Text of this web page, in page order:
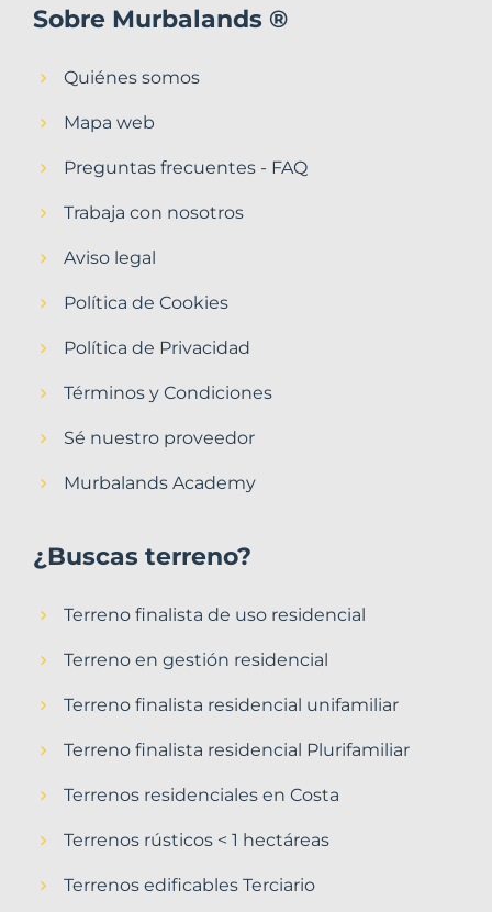
Sobre Murbalands ®
Quiénes somos
Mapa web
Preguntas frecuentes - FAQ
Trabaja con nosotros
Aviso legal
Política de Cookies
Política de Privacidad
Términos y Condiciones
Sé nuestro proveedor
Murbalands Academy
¿Buscas terreno?
Terreno finalista de uso residencial
Terreno en gestión residencial
Terreno finalista residencial unifamiliar
Terreno finalista residencial Plurifamiliar
Terrenos residenciales en Costa
Terrenos rústicos < 1 hectáreas
Terrenos edificables Terciario